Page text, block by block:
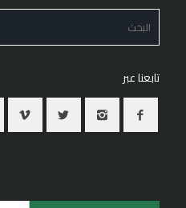
تابعنا عبر